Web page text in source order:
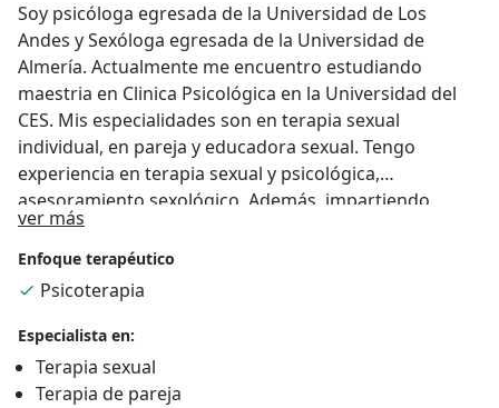
Soy psicóloga egresada de la Universidad de Los
Andes y Sexóloga egresada de la Universidad de
Almería. Actualmente me encuentro estudiando
maestria en Clinica Psicológica en la Universidad del
CES. Mis especialidades son en terapia sexual
individual, en pareja y educadora sexual. Tengo
experiencia en terapia sexual y psicológica,
asesoramiento sexológico. Además, impartiendo
talleres de educación sexual. Mi enfoque es integrativo
de base cognitivo conductual. Actualmente me
encuentro trabajando como psicóloga y sexóloga. Al
mismo tiempo, trabajo como formadora en educación
sexual.
ver más
Enfoque terapéutico
Psicoterapia
Especialista en:
Terapia sexual
Terapia de pareja